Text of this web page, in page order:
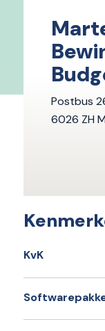
Postbus
6026 ZH
KvK